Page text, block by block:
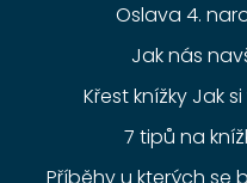
Oslava 4.
Jak nás
Křest knížky Jak
7 tipů na